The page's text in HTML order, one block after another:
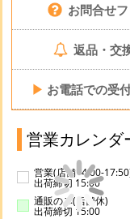
お問合せ
返品・交
▶ お電話での受
営業カレンダ
営業(店舗14:00-
出荷締切 15:00
通販のみ(店舗休)
出荷締切 15:00